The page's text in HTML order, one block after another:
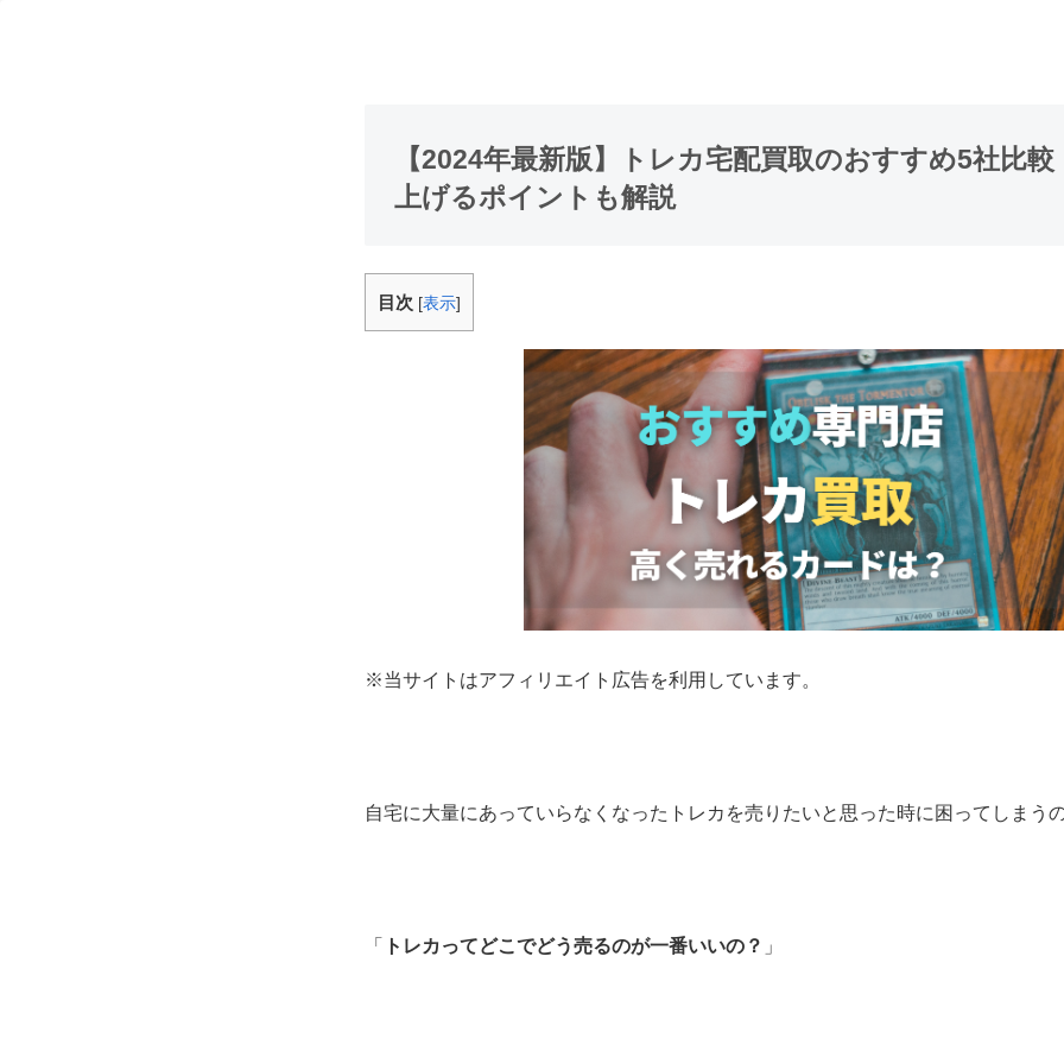
【2024年最新版】トレカ宅配買取のおすすめ5社比
上げるポイントも解説
目次 [表示]
※当サイトはアフィリエイト広告を利用しています。
自宅に大量にあっていらなくなったトレカを売りたいと思った時に困ってしまう
「 トレカってどこでどう売るのが一番いいの？ 」